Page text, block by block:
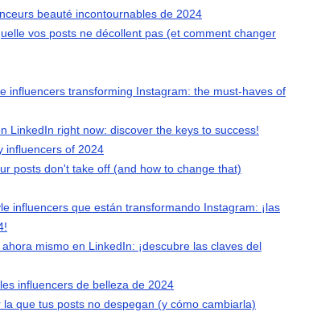
beauté incontournables de 2024
vos posts ne décollent pas (et comment changer
influencers transforming Instagram: the must-haves of
LinkedIn right now: discover the keys to success!
influencers of 2024
posts don't take off (and how to change that)
influencers que están transformando Instagram: ¡las
mismo en LinkedIn: ¡descubre las claves del
influencers de belleza de 2024
que tus posts no despegan (y cómo cambiarla)